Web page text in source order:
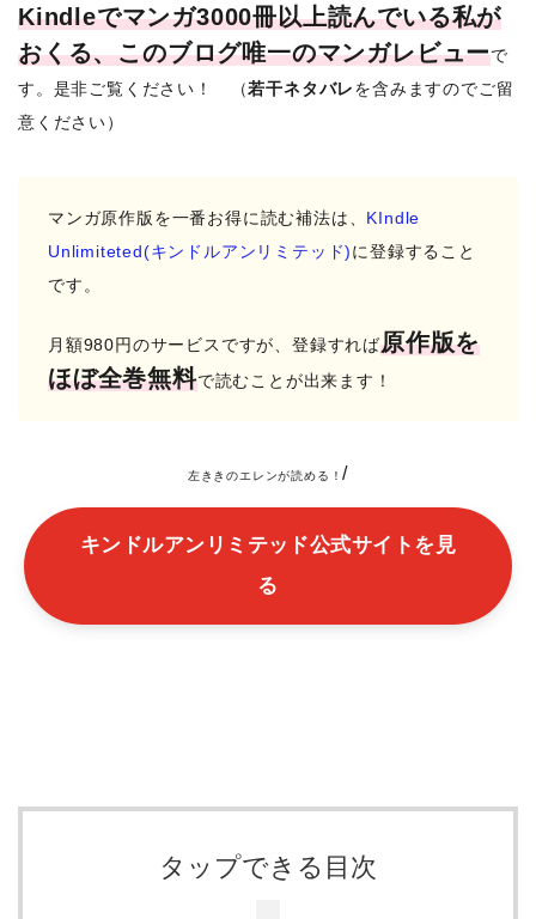
Kindleでマンガ3000冊以上読んでいる私が
おくる、このブログ唯一のマンガレビューで
す。 是非ご覧ください！ （若干ネタバレを含みますのでご留
意ください）
マンガ原作版を一番お得に読む補法は、 KIndle
Unlimiteted(キンドルアンリミテッド)に登録すること
です。
月額980円のサービスですが、登録すれば原作版を
ほぼ全巻無料で読むことが出来ます！
左ききのエレンが読める！/
キンドルアンリミテッド公式サイトを見
る
タップできる目次